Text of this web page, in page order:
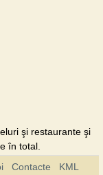
Buzzy
şi restaurante şi
în total.
Contacte KML